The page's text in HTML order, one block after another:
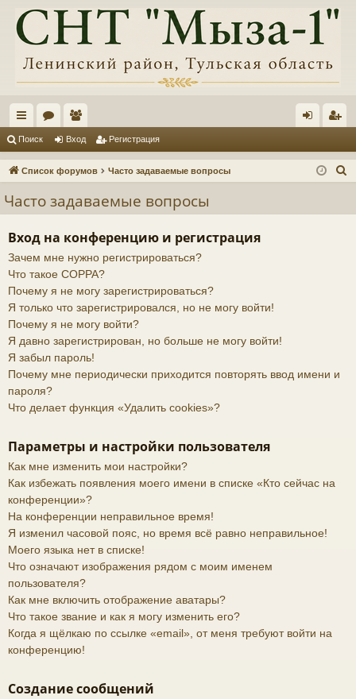
с
ы ум
ол
ьз
ат
ел
и
д ис
Поиск Вход Регистрация
Список форумов Часто задаваемые вопросы
Часто задаваемые вопросы
Вход на конференцию и регистрация
Зачем мне нужно регистрироваться?
Что такое COPPA?
Почему я не могу зарегистрироваться?
Я только что зарегистрировался, но не могу войти!
Почему я не могу войти?
Я давно зарегистрирован, но больше не могу войти!
Я забыл пароль!
Почему мне периодически приходится повторять ввод имени и
пароля?
Что делает функция «Удалить cookies»?
Параметры и настройки пользователя
Как мне изменить мои настройки?
Как избежать появления моего имени в списке «Кто сейчас на
конференции»?
На конференции неправильное время!
Я изменил часовой пояс, но время всё равно неправильное!
Моего языка нет в списке!
Что означают изображения рядом с моим именем
пользователя?
Как мне включить отображение аватары?
Что такое звание и как я могу изменить его?
Когда я щёлкаю по ссылке «email», от меня требуют войти на
конференцию!
Создание сообщений